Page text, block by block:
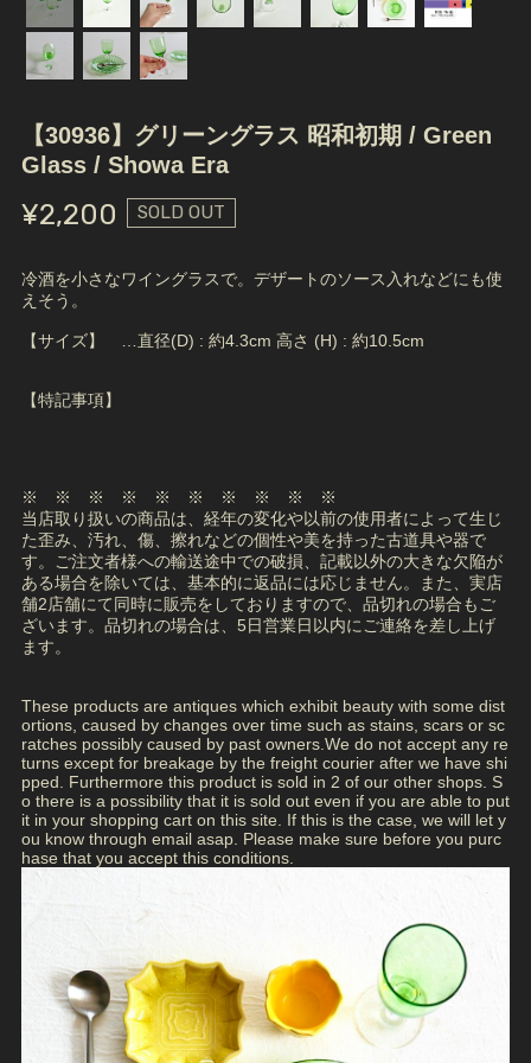
【30936】グリーングラス 昭和初期 / Green
Glass / Showa Era
¥2,200 SOLD OUT
冷酒を小さなワイングラスで。デザートのソース入れなどにも使
えそう。
【サイズ】 …直径(D) : 約4.3cm 高さ (H) : 約10.5cm
【特記事項】
※ ※ ※ ※ ※ ※ ※ ※ ※ ※
当店取り扱いの商品は、経年の変化や以前の使用者によって生じ
た歪み、汚れ、傷、擦れなどの個性や美を持った古道具や器で
す。ご注文者様への輸送途中での破損、記載以外の大きな欠陥が
ある場合を除いては、基本的に返品には応じません。また、実店
舗2店舗にて同時に販売をしておりますので、品切れの場合もご
ざいます。品切れの場合は、5日営業日以内にご連絡を差し上げ
ます。
These products are antiques which exhibit beauty with some dist
ortions, caused by changes over time such as stains, scars or sc
ratches possibly caused by past owners.We do not accept any re
turns except for breakage by the freight courier after we have shi
pped. Furthermore this product is sold in 2 of our other shops. S
o there is a possibility that it is sold out even if you are able to put
it in your shopping cart on this site. If this is the case, we will let y
ou know through email asap. Please make sure before you purc
hase that you accept this conditions.